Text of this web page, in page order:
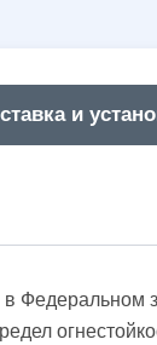
и
Федеральном